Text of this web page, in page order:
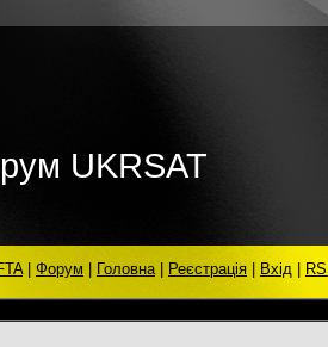
UKRSAT
| Форум Головна| Реєстрація Вхід